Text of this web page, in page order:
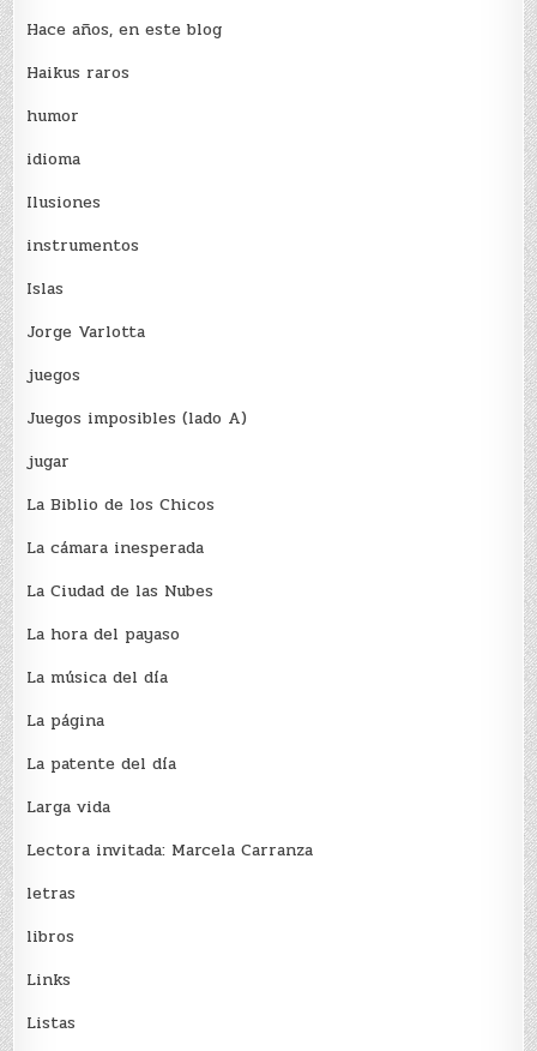
Hace años, en este blog
Haikus raros
humor
idioma
Ilusiones
instrumentos
Islas
Jorge Varlotta
juegos
Juegos imposibles (lado A)
jugar
La Biblio de los Chicos
La cámara inesperada
La Ciudad de las Nubes
La hora del payaso
La música del día
La página
La patente del día
Larga vida
Lectora invitada: Marcela Carranza
letras
libros
Links
Listas